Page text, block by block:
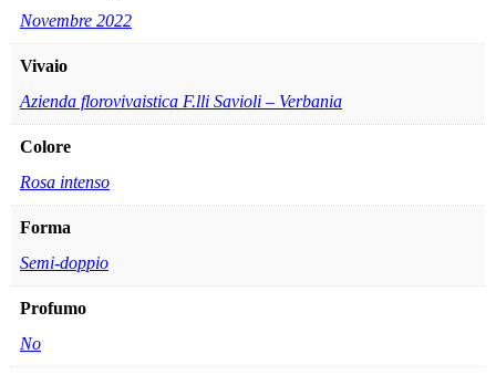
Novembre 2022
Vivaio
Azienda florovivaistica F.lli Savioli – Verbania
Colore
Rosa intenso
Forma
Semi-doppio
Profumo
No